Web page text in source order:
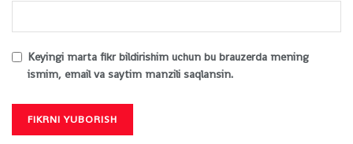
Keyingi marta fikr bildirishim uchun bu brauzerda mening
ismim, email va saytim manzili saqlansin.